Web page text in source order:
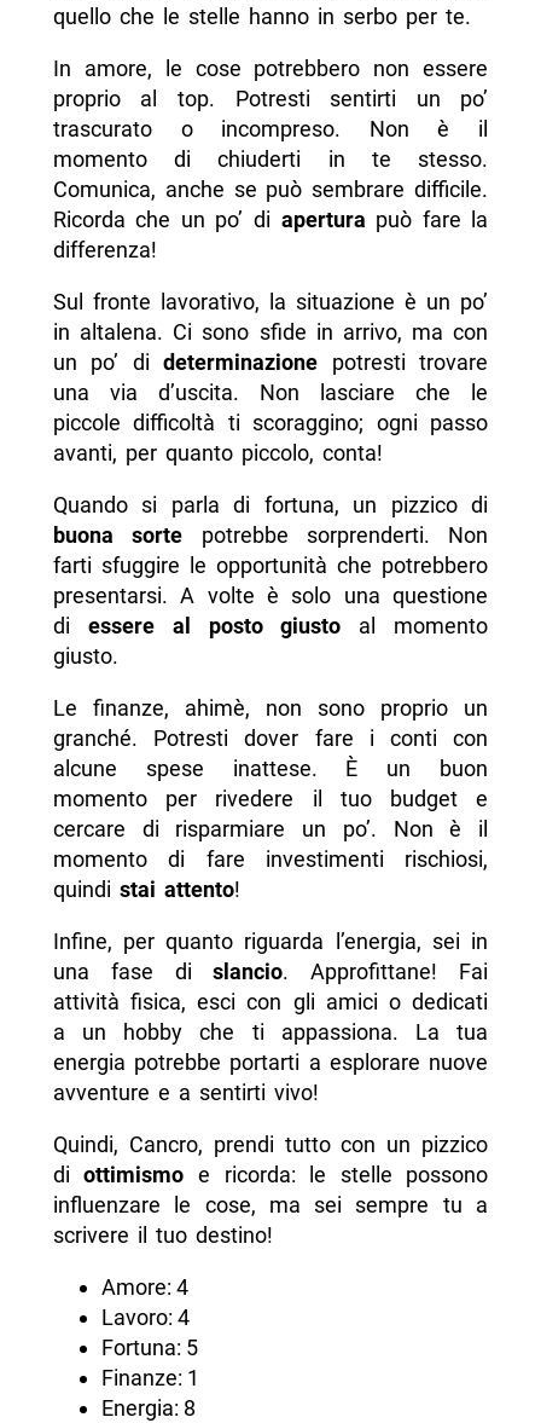
quello che le stelle hanno in serbo per te.
In amore, le cose potrebbero non essere
proprio al top. Potresti sentirti un po’
trascurato o incompreso. Non è il
momento di chiuderti in te stesso.
Comunica, anche se può sembrare difficile.
Ricorda che un po’ di apertura può fare la
differenza!
Sul fronte lavorativo, la situazione è un po’
in altalena. Ci sono sfide in arrivo, ma con
un po’ dideterminazione potresti trovare
una via d’uscita. Non lasciare che le
piccole difficoltà ti scoraggino; ogni passo
avanti, per quanto piccolo, conta!
Quando si parla di fortuna, un pizzico di
buona sorte potrebbe sorprenderti. Non
farti sfuggire le opportunità che potrebbero
presentarsi. A volte è solo una questione
di essere al posto giusto al momento
giusto.
Le finanze, ahimè, non sono proprio un
granché. Potresti dover fare i conti con
alcune spese inattese. È un buon
momento per rivedere il tuo budget e
cercare di risparmiare un po’. Non è il
momento di fare investimenti rischiosi,
quindi stai attento!
Infine, per quanto riguarda l’energia, sei in
una fase dislancio. Approfittane! Fai
attività fisica, esci con gli amici o dedicati
a un hobby che ti appassiona. La tua
energia potrebbe portarti a esplorare nuove
avventure e a sentirti vivo!
Quindi, Cancro, prendi tutto con un pizzico
diottimismo e ricorda: le stelle possono
influenzare le cose, ma sei sempre tu a
scrivere il tuo destino!
Amore: 4
Lavoro: 4
Fortuna: 5
Finanze: 1
Energia: 8